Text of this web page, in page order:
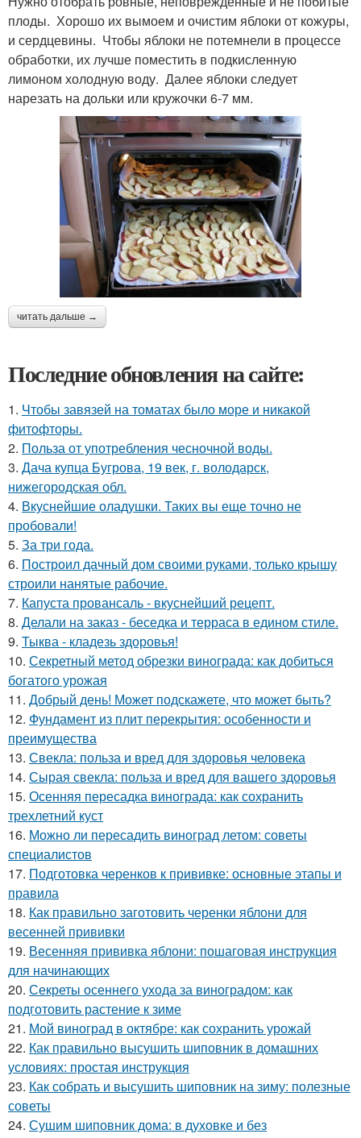
плоды. Хорошо их вымоем и очистим яблоки от кожуры,
и сердцевины. Чтобы яблоки не потемнели в процессе
обработки, их лучше поместить в подкисленную
лимоном холодную воду. Далее яблоки следует
нарезать на дольки или кружочки 6-7 мм.
читать дальше →
Последние обновления на сайте:
1. Чтобы завязей на томатах было море и никакой
фитофторы.
2. Польза от употребления чесночной воды.
3. Дача купца Бугрова, 19 век, г. володарск,
нижегородская обл.
4. Вкуснейшие оладушки. Таких вы еще точно не
пробовали!
5. За три года.
6. Построил дачный дом своими руками, только крышу
строили нанятые рабочие.
7. Капуста провансаль - вкуснейший рецепт.
8. Делали на заказ - беседка и терраса в едином стиле.
9. Тыква - кладезь здоровья!
10. Секретный метод обрезки винограда: как добиться
богатого урожая
11. Добрый день! Может подскажете, что может быть?
12. Фундамент из плит перекрытия: особенности и
преимущества
13. Свекла: польза и вред для здоровья человека
14. Сырая свекла: польза и вред для вашего здоровья
15. Осенняя пересадка винограда: как сохранить
трехлетний куст
16. Можно ли пересадить виноград летом: советы
специалистов
17. Подготовка черенков к прививке: основные этапы и
правила
18. Как правильно заготовить черенки яблони для
весенней прививки
19. Весенняя прививка яблони: пошаговая инструкция
для начинающих
20. Секреты осеннего ухода за виноградом: как
подготовить растение к зиме
21. Мой виноград в октябре: как сохранить урожай
22. Как правильно высушить шиповник в домашних
условиях: простая инструкция
23. Как собрать и высушить шиповник на зиму: полезные
советы
24. Сушим шиповник дома: в духовке и без